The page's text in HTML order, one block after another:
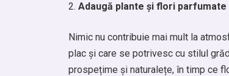
Adaugă plante și flori parfumate
Nimic nu contribuie mai mult la
plac și care se potrivesc cu stilul
prospețime și naturalețe, în timp ce